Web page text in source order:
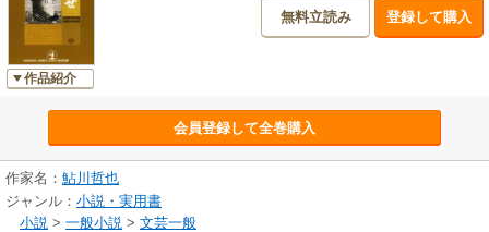
作品紹介
無料立読み 登録して購入
会員登録して全巻購入
作家名： 鮎川哲也
ジャンル： 小説・実用書
小説 > 一般小説 > 文芸一般